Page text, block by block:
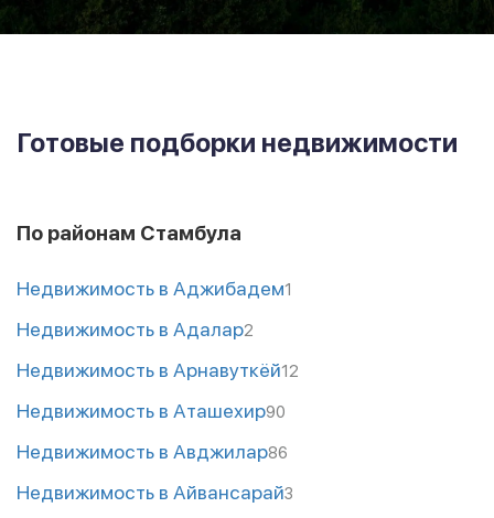
Готовые подборки недвижимости
По районам Стамбула
Недвижимость в Аджибадем1
Недвижимость в Адалар2
Недвижимость в Арнавуткёй12
Недвижимость в Аташехир90
Недвижимость в Авджилар86
Недвижимость в Айвансарай3